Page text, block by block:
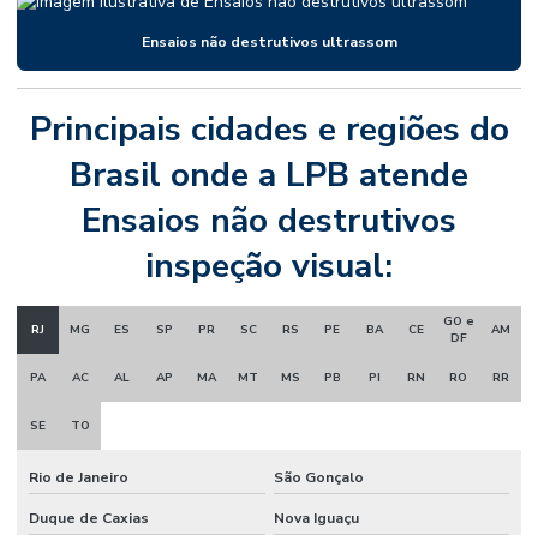
Ensaios não destrutivos ultrassom
Principais cidades e regiões do
Brasil onde a LPB atende
Ensaios não destrutivos
inspeção visual:
RJ MG ES SP PR SC RS PE BA CE
GO e
DF
AM
PA AC AL AP MA MT MS PB PI RN RO RR
SE TO
Rio de Janeiro São Gonçalo
Duque de Caxias Nova Iguaçu